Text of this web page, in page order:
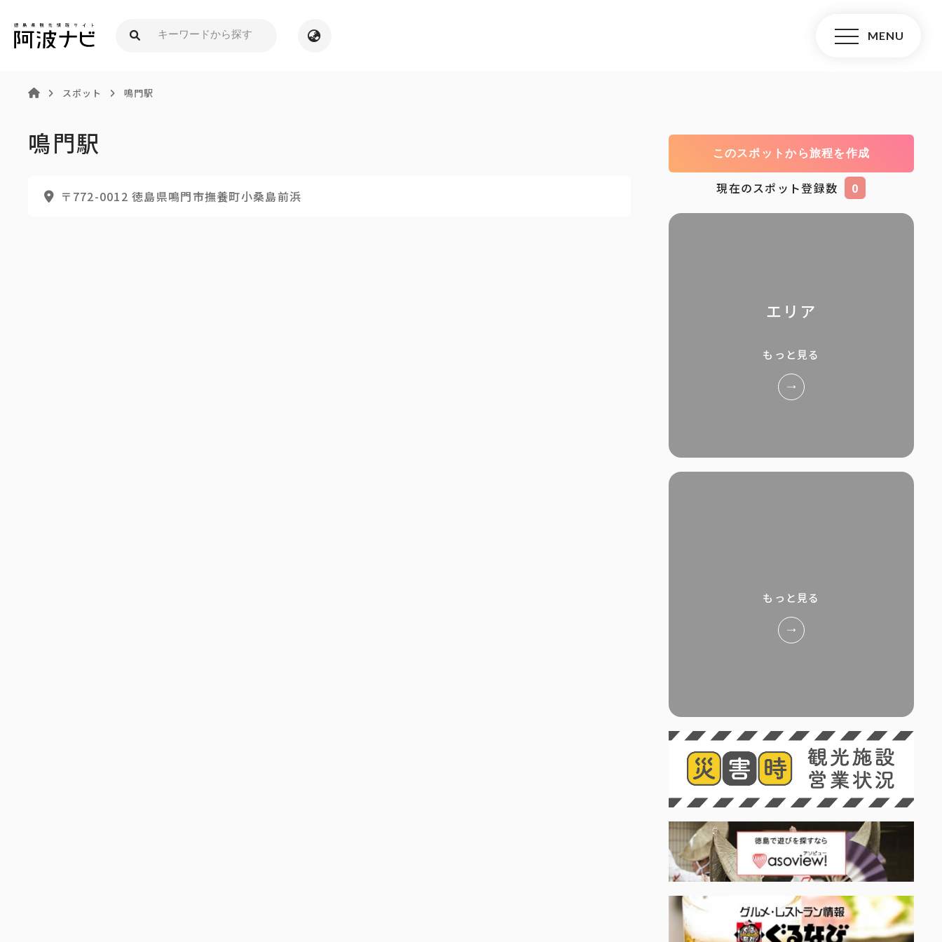
スポット 鳴門駅
鳴門駅
〒772-0012 徳島県鳴門市撫養町小桑島前浜
このスポットから旅程を作成
現在のスポット登録数 0
エリア
もっと見る
もっと見る